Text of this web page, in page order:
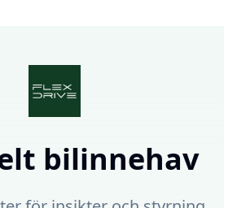
bilinnehav